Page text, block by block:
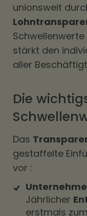
unionsweit
stärkt den
aller
Die
Das
gestaffelte
vor :
Jährlicher
erstmals